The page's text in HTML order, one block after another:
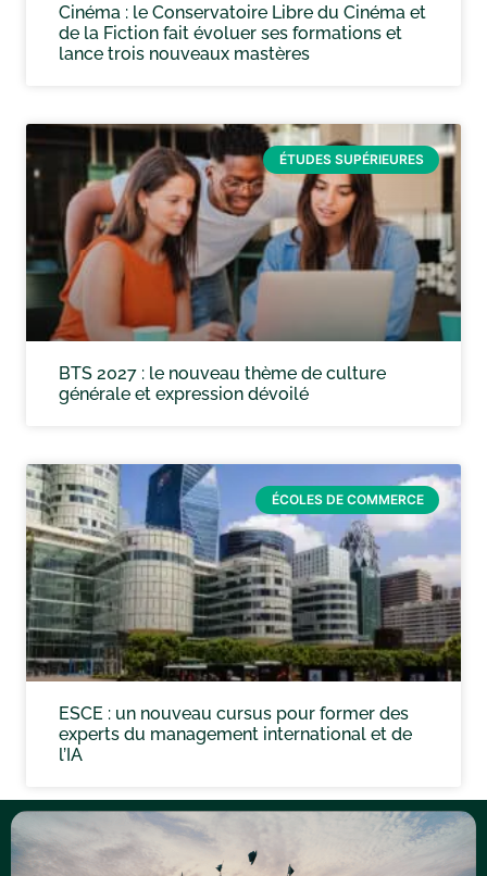
Cinéma : le Conservatoire Libre du Cinéma et
de la Fiction fait évoluer ses formations et
lance trois nouveaux mastères
ÉTUDES SUPÉRIEURES
BTS 2027 : le nouveau thème de culture
générale et expression dévoilé
ÉCOLES DE COMMERCE
ESCE : un nouveau cursus pour former des
experts du management international et de
l’IA